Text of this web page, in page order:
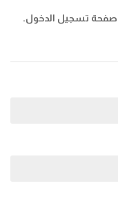
صفحة تسجيل الدخول.